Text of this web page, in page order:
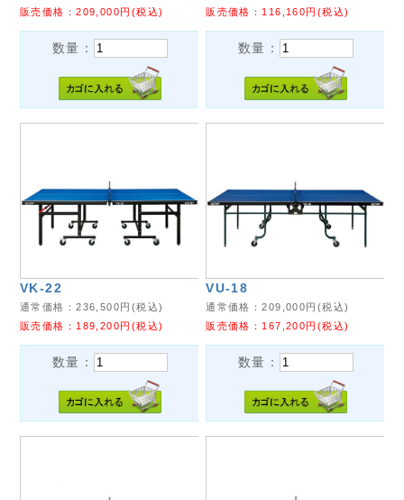
販売価格：209,000 円(税込)
数量：
販売価格：116,160 円(税込)
数量：
VK-22
通常価格：236,500円(税込)
販売価格： 189,200円(税込)
数量：
VU-18
通常価格：209,000円(税込)
販売価格： 167,200円(税込)
数量：